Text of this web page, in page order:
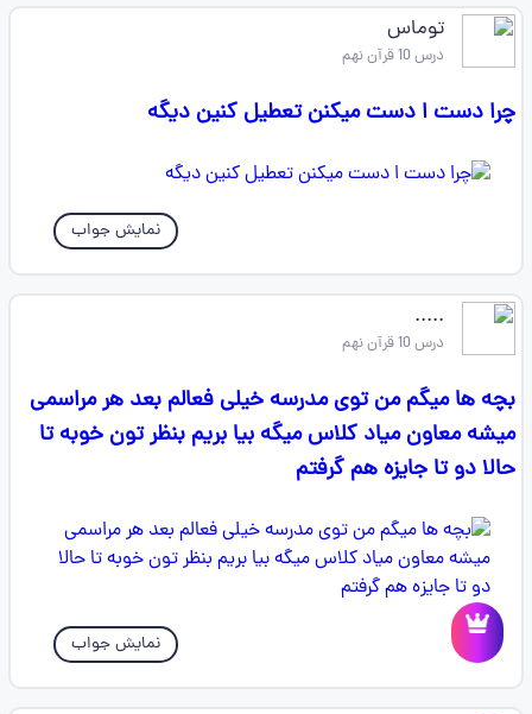
توماس
درس 10 قرآن نهم
چرا دست ا دست میکنن تعطیل کنین دیگه
نمایش جواب
.....
درس 10 قرآن نهم
بچه ها میگم من توی مدرسه خیلی فعالم بعد هر مراسمی
میشه معاون میاد کلاس میگه بیا بریم بنظر تون خوبه تا
حالا دو تا جایزه هم گرفتم
نمایش جواب